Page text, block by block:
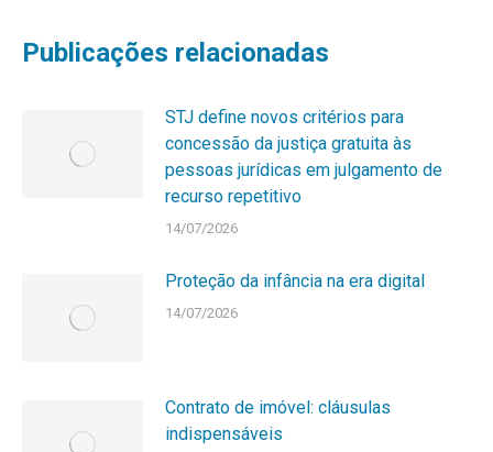
Publicações relacionadas
STJ define novos critérios para
concessão da justiça gratuita às
pessoas jurídicas em julgamento de
recurso repetitivo
14/07/2026
Proteção da infância na era digital
14/07/2026
Contrato de imóvel: cláusulas
indispensáveis